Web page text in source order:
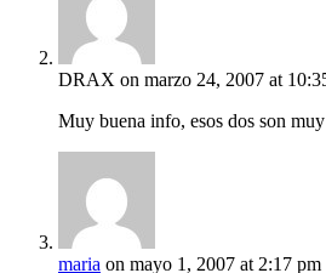
DRAX on marzo 24, 2007 at
Muy buena info, esos dos son
maria on mayo 1, 2007 at 2:17 pm